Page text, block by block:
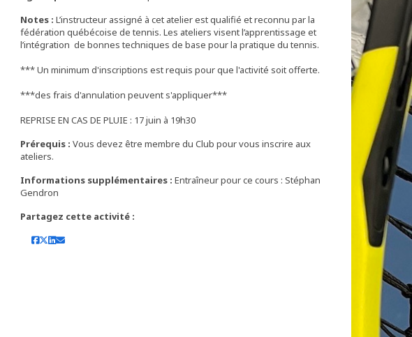
Notes : L’instructeur assigné à cet atelier est qualifié et reconnu par la
fédération québécoise de tennis. Les ateliers visent l’apprentissage et
l’intégration de bonnes techniques de base pour la pratique du tennis.
*** Un minimum d'inscriptions est requis pour que l'activité soit offerte.
***des frais d'annulation peuvent s'appliquer***
REPRISE EN CAS DE PLUIE : 17 juin à 19h30
Prérequis : Vous devez être membre du Club pour vous inscrire aux
ateliers.
Informations supplémentaires : Entraîneur pour ce cours : Stéphan
Gendron
Partagez cette activité :